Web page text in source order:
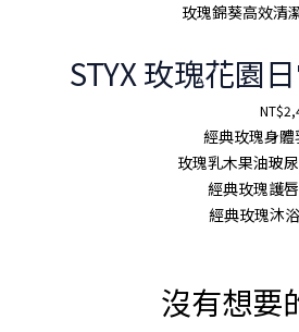
玫瑰錦葵高效清
STYX 玫瑰花園
經典玫瑰身
玫瑰乳木果油玻
經典玫瑰護
經典玫瑰沐
沒有想要